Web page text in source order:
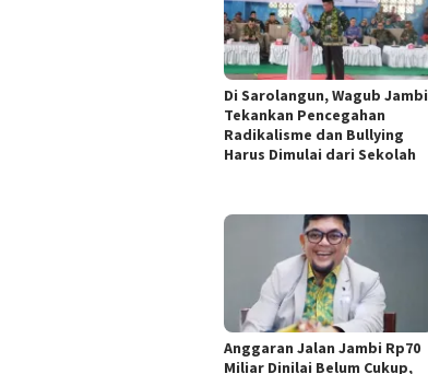
Di Sarolangun, Wagub Jambi
Tekankan Pencegahan
Radikalisme dan Bullying
Harus Dimulai dari Sekolah
Anggaran Jalan Jambi Rp70
Miliar Dinilai Belum Cukup,